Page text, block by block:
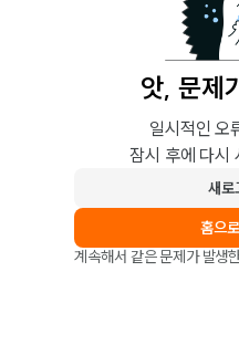
앗, 문제
일시적인 오
잠시 후에 다시
새로
홈으
계속해서 같은 문제가 발생